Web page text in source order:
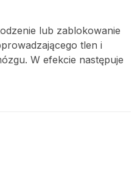
lub zablokowanie
tlen i
W efekcie następuje